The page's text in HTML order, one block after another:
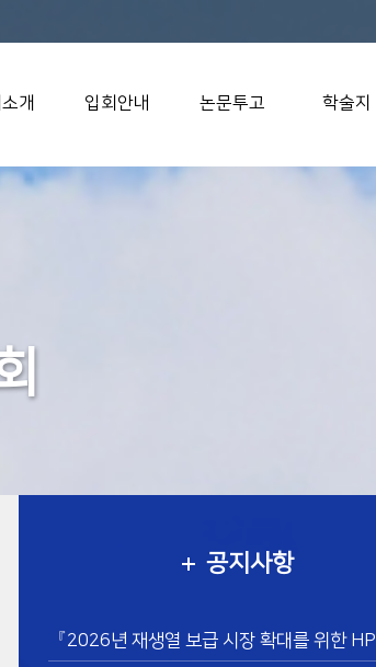
개 입회안내 논문투고 학술지
공지사항